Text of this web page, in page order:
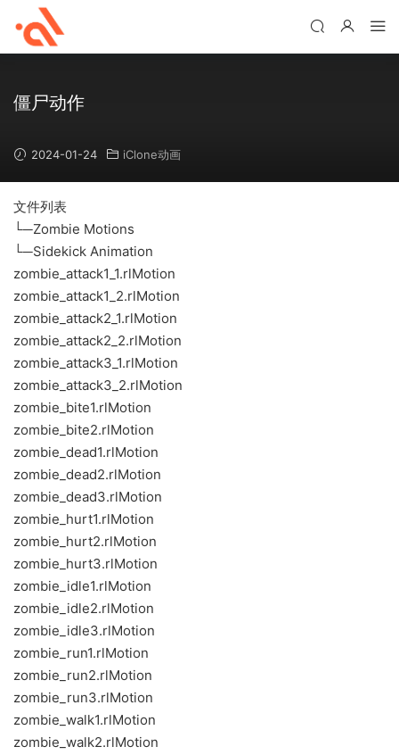
僵尸动作
2024-01-24 iClone动画
文件列表
└─Zombie Motions
└─Sidekick Animation
zombie_attack1_1.rlMotion
zombie_attack1_2.rlMotion
zombie_attack2_1.rlMotion
zombie_attack2_2.rlMotion
zombie_attack3_1.rlMotion
zombie_attack3_2.rlMotion
zombie_bite1.rlMotion
zombie_bite2.rlMotion
zombie_dead1.rlMotion
zombie_dead2.rlMotion
zombie_dead3.rlMotion
zombie_hurt1.rlMotion
zombie_hurt2.rlMotion
zombie_hurt3.rlMotion
zombie_idle1.rlMotion
zombie_idle2.rlMotion
zombie_idle3.rlMotion
zombie_run1.rlMotion
zombie_run2.rlMotion
zombie_run3.rlMotion
zombie_walk1.rlMotion
zombie_walk2.rlMotion